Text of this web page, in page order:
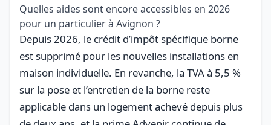
Quelles aides sont encore accessibles en 2026
pour un particulier à Avignon ?
Depuis 2026, le crédit d’impôt spécifique borne
est supprimé pour les nouvelles installations en
maison individuelle. En revanche, la TVA à 5,5 %
sur la pose et l’entretien de la borne reste
applicable dans un logement achevé depuis plus